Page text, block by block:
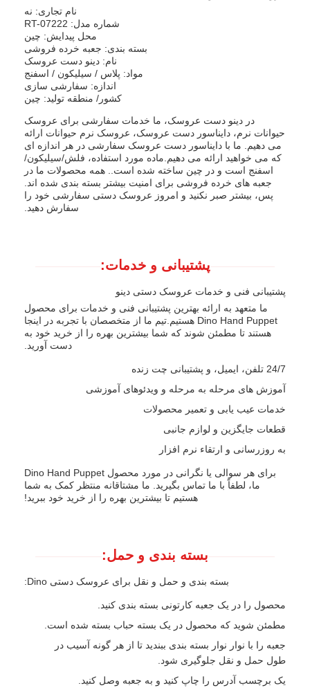
نام تجاری: نه
شماره مدل: RT-07222
محل پیدایش: چین
بسته بندی: جعبه خرده فروشی
نام: دینو دست عروسک
مواد: پلاس / سیلیکون / اسفنج
اندازه: سفارشی سازی
کشور/ منطقه تولید: چین
در دینو دست عروسک، ما خدمات سفارشی برای عروسک
حیوانات نرم، دایناسور دست عروسک، عروسک نرم حیوانات ارائه
می دهیم. ما با دایناسور دست عروسک سفارشی در هر اندازه ای
که می خواهید ارائه می دهیم.ماده مورد استفاده، فلش/سیلیکون/
اسفنج است و در چین ساخته شده است.. همه محصولات ما در
جعبه های خرده فروشی برای امنیت بیشتر بسته بندی شده اند.
پس، بیشتر صبر نکنید و امروز عروسک دستی سفارشی خود را
سفارش دهید.
پشتیبانی و خدمات:
پشتیبانی فنی و خدمات عروسک دستی دینو
ما متعهد به ارائه بهترین پشتیبانی فنی و خدمات برای محصول
Dino Hand Puppet هستیم.تیم ما از متخصصان با تجربه در اینجا
هستند تا مطمئن شوند که شما بیشترین بهره را از خرید خود به
دست آورید.
24/7 تلفن، ایمیل، و پشتیبانی چت زنده
آموزش های مرحله به مرحله و ویدئوهای آموزشی
خدمات عیب یابی و تعمیر محصولات
قطعات جایگزین و لوازم جانبی
به روزرسانی و ارتقاء نرم افزار
برای هر سوالی یا نگرانی در مورد محصول Dino Hand Puppet
ما، لطفاً با ما تماس بگیرید. ما مشتاقانه منتظر کمک به شما
هستیم تا بیشترین بهره را از خرید خود ببرید!
بسته بندی و حمل:
بسته بندی و حمل و نقل برای عروسک دستی Dino:
محصول را در یک جعبه کارتونی بسته بندی کنید.
مطمئن شوید که محصول در یک بسته حباب بسته شده است.
جعبه را با نوار نوار بسته بندی ببندید تا از هر گونه آسیب در
طول حمل و نقل جلوگیری شود.
یک برچسب آدرس را چاپ کنید و به جعبه وصل کنید.